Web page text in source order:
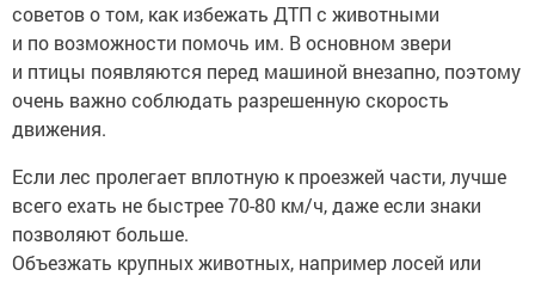
советов о том, как избежать ДТП с животными
и по возможности помочь им. В основном звери
и птицы появляются перед машиной внезапно, поэтому
очень важно соблюдать разрешенную скорость
движения.
Если лес пролегает вплотную к проезжей части, лучше
всего ехать не быстрее 70-80 км/ч, даже если знаки
позволяют больше.
Объезжать крупных животных, например лосей или